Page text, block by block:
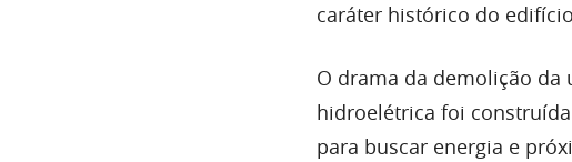
caráter histórico do
O drama da demolição da
hidroelétrica foi
para buscar energia e